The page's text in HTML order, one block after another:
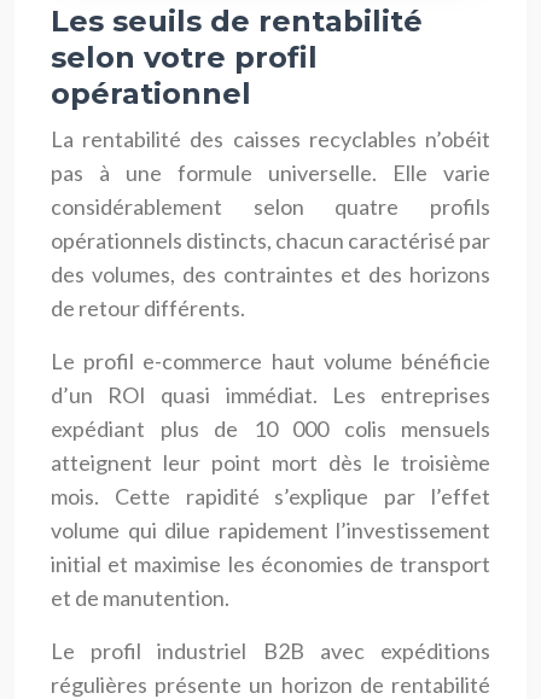
Les seuils de rentabilité
selon votre profil
opérationnel
La rentabilité des caisses recyclables n’obéit
pas à une formule universelle. Elle varie
considérablement selon quatre profils
opérationnels distincts, chacun caractérisé par
des volumes, des contraintes et des horizons
de retour différents.
Le profil e-commerce haut volume bénéficie
d’un ROI quasi immédiat. Les entreprises
expédiant plus de 10 000 colis mensuels
atteignent leur point mort dès le troisième
mois. Cette rapidité s’explique par l’effet
volume qui dilue rapidement l’investissement
initial et maximise les économies de transport
et de manutention.
Le profil industriel B2B avec expéditions
régulières présente un horizon de rentabilité